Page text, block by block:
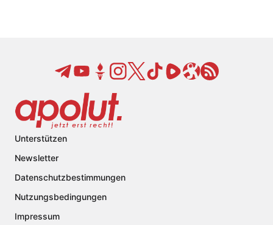
Unterstützen
Newsletter
Datenschutzbestimmungen
Nutzungsbedingungen
Impressum